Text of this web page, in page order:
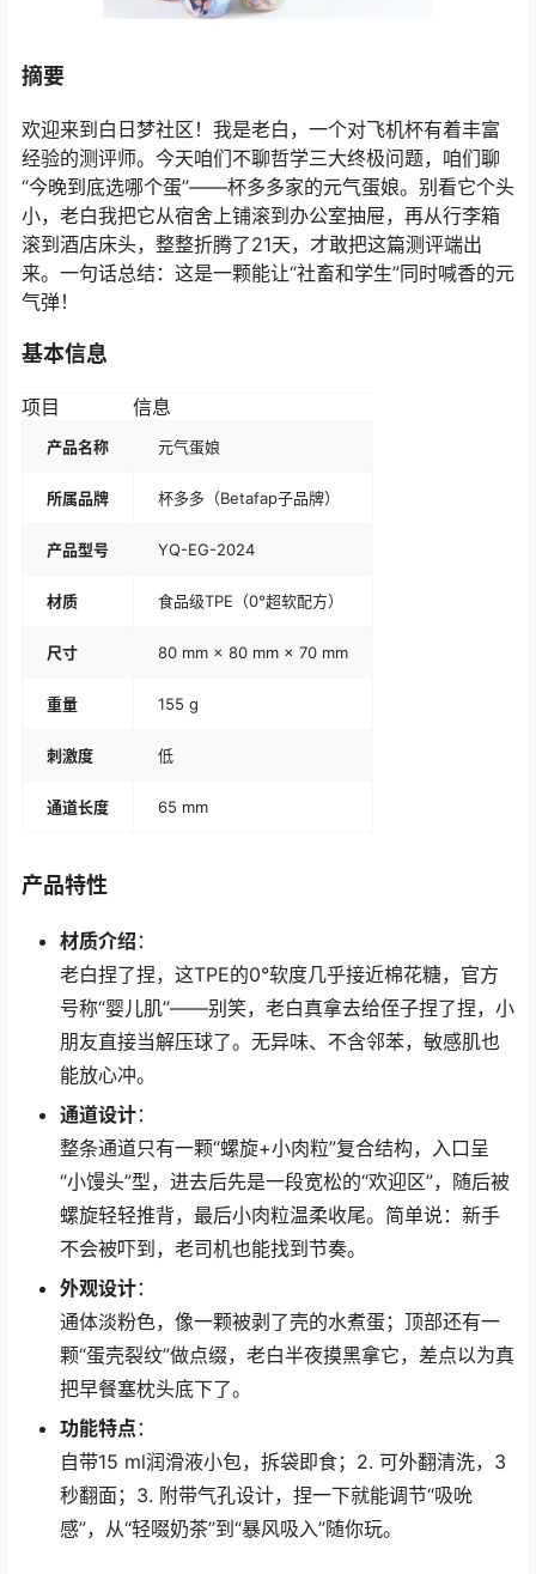
摘要
欢迎来到白日梦社区！我是老白，一个对飞机杯有着丰富
经验的测评师。今天咱们不聊哲学三大终极问题，咱们聊
“今晚到底选哪个蛋”——杯多多家的元气蛋娘。别看它个头
小，老白我把它从宿舍上铺滚到办公室抽屉，再从行李箱
滚到酒店床头，整整折腾了21天，才敢把这篇测评端出
来。一句话总结：这是一颗能让“社畜和学生”同时喊香的元
气弹！
基本信息
项目 信息
产品名称 元气蛋娘
所属品牌 杯多多（Betafap子品牌）
产品型号 YQ-EG-2024
材质 食品级TPE（0°超软配方）
尺寸 80 mm × 80 mm × 70 mm
重量 155 g
刺激度 低
通道长度 65 mm
产品特性
材质介绍 ：
老白捏了捏，这TPE的0°软度几乎接近棉花糖，官方
号称“婴儿肌”——别笑，老白真拿去给侄子捏了捏，小
朋友直接当解压球了。无异味、不含邻苯，敏感肌也
能放心冲。
通道设计：
整条通道只有一颗“螺旋+小肉粒”复合结构，入口呈
“小馒头”型，进去后先是一段宽松的“欢迎区”，随后被
螺旋轻轻推背，最后小肉粒温柔收尾。简单说：新手
不会被吓到，老司机也能找到节奏。
外观设计：
通体淡粉色，像一颗被剥了壳的水煮蛋；顶部还有一
颗“蛋壳裂纹”做点缀，老白半夜摸黑拿它，差点以为真
把早餐塞枕头底下了。
功能特点 ：
自带15 ml润滑液小包，拆袋即食；2. 可外翻清洗，3
秒翻面；3. 附带气孔设计，捏一下就能调节“吸吮
感”，从“轻啜奶茶”到“暴风吸入”随你玩。